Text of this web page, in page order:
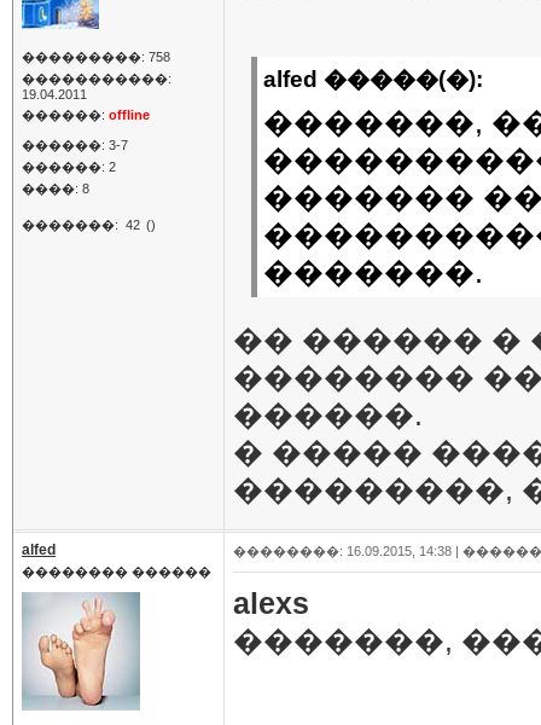
���������: 758
�����������:
19.04.2011
������: offline
������: 3-7
������: 2
����: 8
�������: 42 ()
alfed �����(�):
�������,
�������
�������.
�� ������ �
��������
������.
� �����
���������,
alfed
�������� ������
��������: 16.09.2015, 14:38 |
alexs
�������,